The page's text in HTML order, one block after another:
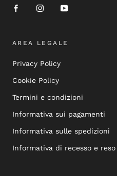
AREA LEGALE
Privacy Policy
Cookie Policy
Termini e condizioni
Informativa sui pagamenti
Informativa sulle spedizioni
Informativa di recesso e reso